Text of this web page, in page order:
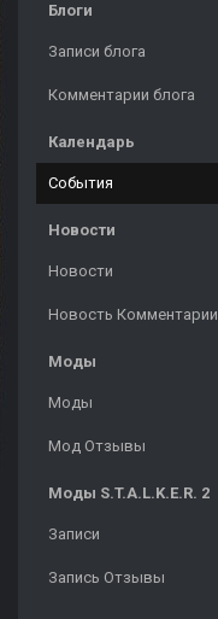
Блоги
Записи блога
Комментарии блога
Календарь
События
Новости
Новости
Новость Комментарии
Моды
Моды
Мод Отзывы
Моды S.T.A.L.K.E.R. 2
Записи
Запись Отзывы